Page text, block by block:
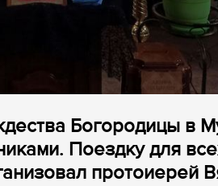
Богородицы в
Поездку для
протоиерей